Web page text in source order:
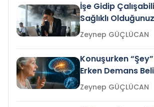
İşe Gidip
Sağlıklı
Gelir mi?Zeynep GÜÇLÜCAN
Konuşurken
Erken Demans
mi?
Zeynep GÜÇLÜCAN